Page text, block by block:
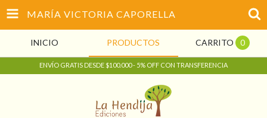
MARÍA VICTORIA CAPORELLA
INICIO PRODUCTOS CARRITO 0
ENVÍO GRATIS DESDE $100.000 - 5% OFF CON TRANSFERENCIA